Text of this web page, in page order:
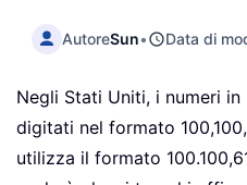
AutoreSun• Data di
Negli Stati Uniti, i numeri
digitati nel formato
utilizza il formato